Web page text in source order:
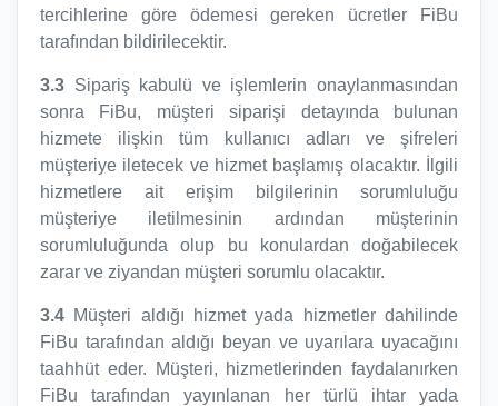
tercihlerine göre ödemesi gereken ücretler FiBu
tarafından bildirilecektir.
3.3 Sipariş kabulü ve işlemlerin onaylanmasından
sonra FiBu, müşteri siparişi detayında bulunan
hizmete ilişkin tüm kullanıcı adları ve şifreleri
müşteriye iletecek ve hizmet başlamış olacaktır. İlgili
hizmetlere ait erişim bilgilerinin sorumluluğu
müşteriye iletilmesinin ardından müşterinin
sorumluluğunda olup bu konulardan doğabilecek
zarar ve ziyandan müşteri sorumlu olacaktır.
3.4 Müşteri aldığı hizmet yada hizmetler dahilinde
FiBu tarafından aldığı beyan ve uyarılara uyacağını
taahhüt eder. Müşteri, hizmetlerinden faydalanırken
FiBu tarafından yayınlanan her türlü ihtar yada